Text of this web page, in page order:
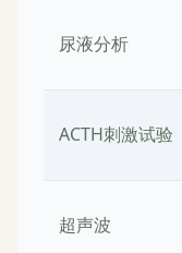
尿液分析
ACTH刺激试验
超声波